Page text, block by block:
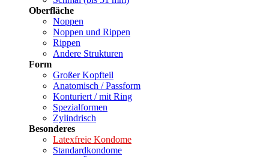
Oberfläche
Noppen
Noppen und Rippen
Rippen
Andere Strukturen
Form
Großer Kopfteil
Anatomisch / Passform
Konturiert / mit Ring
Spezialformen
Zylindrisch
Besonderes
Latexfreie Kondome
Standardkondome